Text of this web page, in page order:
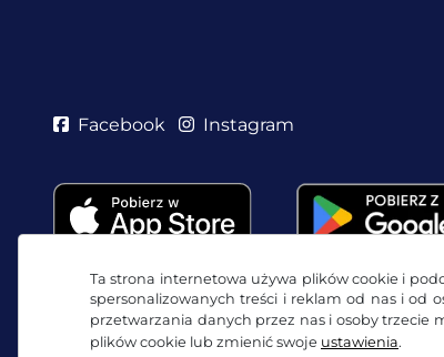
Ta strona internetowa używa plików cookie i
spersonalizowanych treści i reklam od nas i od
przetwarzania danych przez nas i osoby trzecie
plików cookie lub zmienić swoje ustawienia.
Facebook Instagram